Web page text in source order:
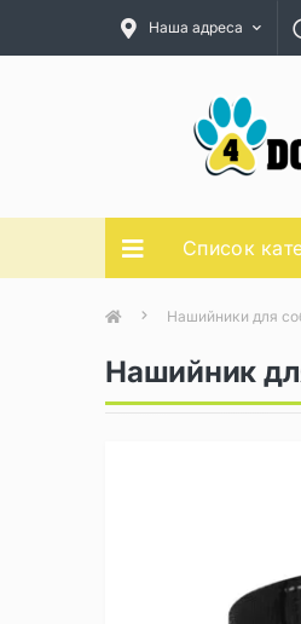
Наша адреса
Список
Нашийники для
Нашийник